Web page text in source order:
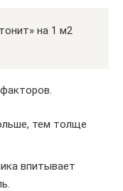
на 1 м2
тем толще
впитывает